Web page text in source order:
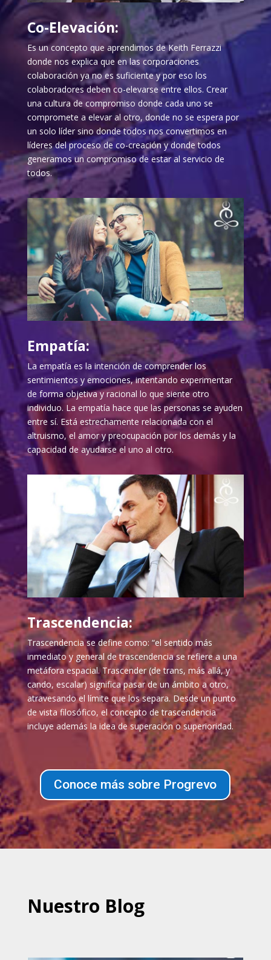
Co-Elevación:
Es un concepto que aprendimos de Keith Ferrazzi
donde nos explica que en las corporaciones
colaboración ya no es suficiente y por eso los
colaboradores deben co-elevarse entre ellos. Crear
una cultura de compromiso donde cada uno se
compromete a elevar al otro, donde no se espera por
un solo líder sino donde todos nos convertimos en
líderes del proceso de co-creación y donde todos
generamos un compromiso de estar al servicio de
todos.
Empatía:
La empatía es la intención de comprender los
sentimientos y emociones, intentando experimentar
de forma objetiva y racional lo que siente otro
individuo. La empatía hace que las personas se ayuden
entre sí. Está estrechamente relacionada con el
altruismo, el amor y preocupación por los demás y la
capacidad de ayudarse el uno al otro.
Trascendencia:
Trascendencia se define como: “el sentido más
inmediato y general de trascendencia se refiere a una
metáfora espacial. Trascender (de trans, más allá, y
cando, escalar) significa pasar de un ámbito a otro,
atravesando el límite que los separa. Desde un punto
de vista filosófico, el concepto de trascendencia
incluye además la idea de superación o superioridad.
Conoce más sobre Progrevo
Nuestro Blog